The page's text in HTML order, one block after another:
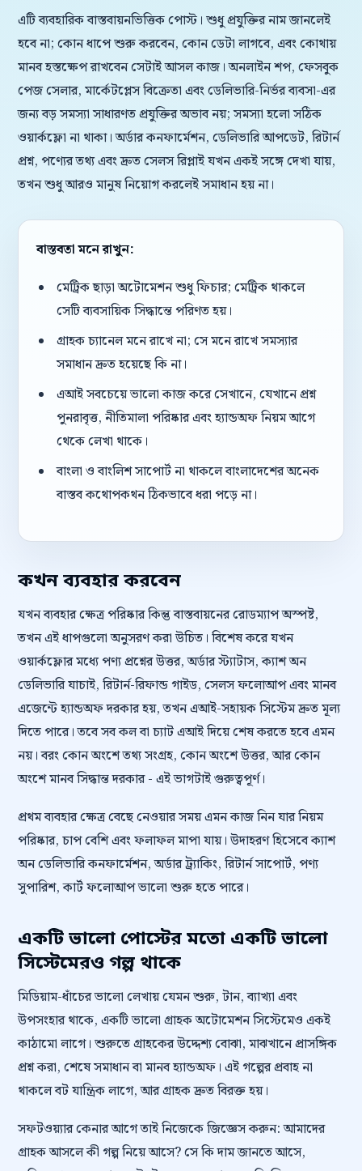
এটি ব্যবহারিক বাস্তবায়নভিত্তিক পোস্ট। শুধু প্রযুক্তির নাম জানলেই
হবে না; কোন ধাপে শুরু করবেন, কোন ডেটা লাগবে, এবং কোথায়
মানব হস্তক্ষেপ রাখবেন সেটাই আসল কাজ। অনলাইন শপ, ফেসবুক
পেজ সেলার, মার্কেটপ্লেস বিক্রেতা এবং ডেলিভারি-নির্ভর ব্যবসা-এর
জন্য বড় সমস্যা সাধারণত প্রযুক্তির অভাব নয়; সমস্যা হলো সঠিক
ওয়ার্কফ্লো না থাকা। অর্ডার কনফার্মেশন, ডেলিভারি আপডেট, রিটার্ন
প্রশ্ন, পণ্যের তথ্য এবং দ্রুত সেলস রিপ্লাই যখন একই সঙ্গে দেখা যায়,
তখন শুধু আরও মানুষ নিয়োগ করলেই সমাধান হয় না।
বাস্তবতা মনে রাখুন:
মেট্রিক ছাড়া অটোমেশন শুধু ফিচার; মেট্রিক থাকলে
সেটি ব্যবসায়িক সিদ্ধান্তে পরিণত হয়।
গ্রাহক চ্যানেল মনে রাখে না; সে মনে রাখে সমস্যার
সমাধান দ্রুত হয়েছে কি না।
এআই সবচেয়ে ভালো কাজ করে সেখানে, যেখানে প্রশ্ন
পুনরাবৃত্ত, নীতিমালা পরিষ্কার এবং হ্যান্ডঅফ নিয়ম আগে
থেকে লেখা থাকে।
বাংলা ও বাংলিশ সাপোর্ট না থাকলে বাংলাদেশের অনেক
বাস্তব কথোপকথন ঠিকভাবে ধরা পড়ে না।
কখন ব্যবহার করবেন
যখন ব্যবহার ক্ষেত্র পরিষ্কার কিন্তু বাস্তবায়নের রোডম্যাপ অস্পষ্ট,
তখন এই ধাপগুলো অনুসরণ করা উচিত। বিশেষ করে যখন
ওয়ার্কফ্লোর মধ্যে পণ্য প্রশ্নের উত্তর, অর্ডার স্ট্যাটাস, ক্যাশ অন
ডেলিভারি যাচাই, রিটার্ন-রিফান্ড গাইড, সেলস ফলোআপ এবং মানব
এজেন্টে হ্যান্ডঅফ দরকার হয়, তখন এআই-সহায়ক সিস্টেম দ্রুত মূল্য
দিতে পারে। তবে সব কল বা চ্যাট এআই দিয়ে শেষ করতে হবে এমন
নয়। বরং কোন অংশে তথ্য সংগ্রহ, কোন অংশে উত্তর, আর কোন
অংশে মানব সিদ্ধান্ত দরকার - এই ভাগটাই গুরুত্বপূর্ণ।
প্রথম ব্যবহার ক্ষেত্র বেছে নেওয়ার সময় এমন কাজ নিন যার নিয়ম
পরিষ্কার, চাপ বেশি এবং ফলাফল মাপা যায়। উদাহরণ হিসেবে ক্যাশ
অন ডেলিভারি কনফার্মেশন, অর্ডার ট্র্যাকিং, রিটার্ন সাপোর্ট, পণ্য
সুপারিশ, কার্ট ফলোআপ ভালো শুরু হতে পারে।
একটি ভালো পোস্টের মতো একটি ভালো
সিস্টেমেরও গল্প থাকে
মিডিয়াম-ধাঁচের ভালো লেখায় যেমন শুরু, টান, ব্যাখ্যা এবং
উপসংহার থাকে, একটি ভালো গ্রাহক অটোমেশন সিস্টেমেও একই
কাঠামো লাগে। শুরুতে গ্রাহকের উদ্দেশ্য বোঝা, মাঝখানে প্রাসঙ্গিক
প্রশ্ন করা, শেষে সমাধান বা মানব হ্যান্ডঅফ। এই গল্পের প্রবাহ না
থাকলে বট যান্ত্রিক লাগে, আর গ্রাহক দ্রুত বিরক্ত হয়।
সফটওয়্যার কেনার আগে তাই নিজেকে জিজ্ঞেস করুন: আমাদের
গ্রাহক আসলে কী গল্প নিয়ে আসে? সে কি দাম জানতে আসে,